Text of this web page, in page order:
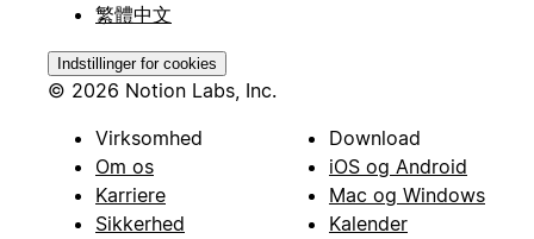
繁體中文
Indstillinger for cookies
© 2026 Notion Labs, Inc.
Virksomhed
Om os
Karriere
Sikkerhed
Download
iOS og Android
Mac og Windows
Kalender